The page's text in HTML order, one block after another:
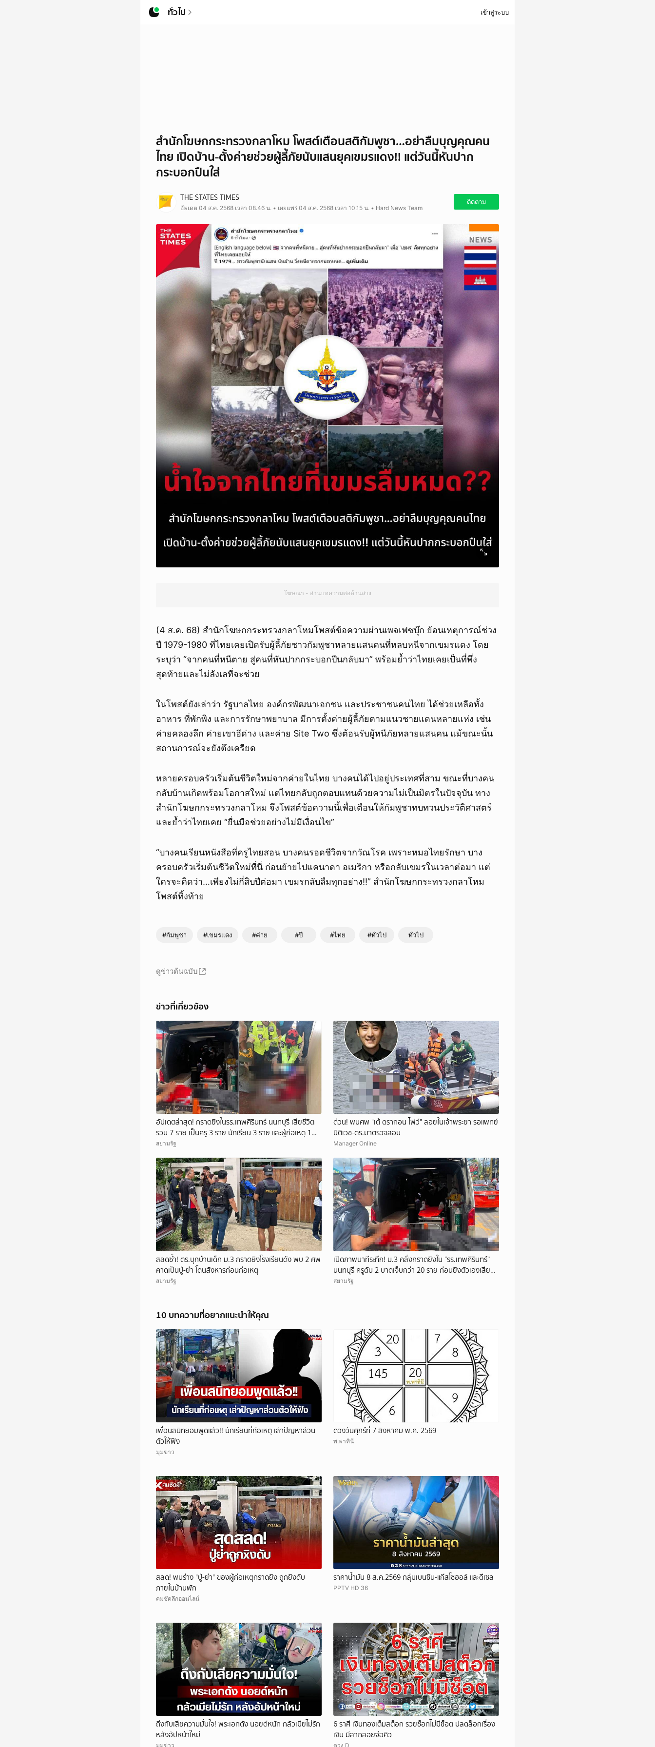
ทั่วไป เข้าสู่ระบบ
สำนักโฆษกกระทรวงกลาโหม โพสต์เตือนสติกัมพูชา…อย่าลืมบุญคุณคน
ไทย เปิดบ้าน-ตั้งค่ายช่วยผู้ลี้ภัยนับแสนยุคเขมรแดง!! แต่วันนี้หันปาก
กระบอกปืนใส่
THE STATES TIMES
อัพเดต 04 ส.ค. 2568 เวลา 08.46 น. • เผยแพร่ 04 ส.ค. 2568 เวลา 10.15 น. • Hard News Team
ติดตาม
โฆษณา - อ่านบทความต่อด้านล่าง
(4 ส.ค. 68) สำนักโฆษกกระทรวงกลาโหมโพสต์ข้อความผ่านเพจเฟซบุ๊ก ย้อนเหตุการณ์ช่วง
ปี 1979-1980 ที่ไทยเคยเปิดรับผู้ลี้ภัยชาวกัมพูชาหลายแสนคนที่หลบหนีจากเขมรแดง โดย
ระบุว่า “จากคนที่หนีตาย สู่คนที่หันปากกระบอกปืนกลับมา” พร้อมย้ำว่าไทยเคยเป็นที่พึ่ง
สุดท้ายและไม่ลังเลที่จะช่วย
ในโพสต์ยังเล่าว่า รัฐบาลไทย องค์กรพัฒนาเอกชน และประชาชนคนไทย ได้ช่วยเหลือทั้ง
อาหาร ที่พักพิง และการรักษาพยาบาล มีการตั้งค่ายผู้ลี้ภัยตามแนวชายแดนหลายแห่ง เช่น
ค่ายคลองลึก ค่ายเขาอีด่าง และค่าย Site Two ซึ่งต้อนรับผู้หนีภัยหลายแสนคน แม้ขณะนั้น
สถานการณ์จะยังตึงเครียด
หลายครอบครัวเริ่มต้นชีวิตใหม่จากค่ายในไทย บางคนได้ไปอยู่ประเทศที่สาม ขณะที่บางคน
กลับบ้านเกิดพร้อมโอกาสใหม่ แต่ไทยกลับถูกตอบแทนด้วยความไม่เป็นมิตรในปัจจุบัน ทาง
สำนักโฆษกกระทรวงกลาโหม จึงโพสต์ข้อความนี้เพื่อเตือนให้กัมพูชาทบทวนประวัติศาสตร์
และย้ำว่าไทยเคย “ยื่นมือช่วยอย่างไม่มีเงื่อนไข”
“บางคนเรียนหนังสือที่ครูไทยสอน บางคนรอดชีวิตจากวัณโรค เพราะหมอไทยรักษา บาง
ครอบครัวเริ่มต้นชีวิตใหม่ที่นี่ ก่อนย้ายไปแคนาดา อเมริกา หรือกลับเขมรในเวลาต่อมา แต่
ใครจะคิดว่า…เพียงไม่กี่สิบปีต่อมา เขมรกลับลืมทุกอย่าง!!” สำนักโฆษกกระทรวงกลาโหม
โพสต์ทิ้งท้าย
#กัมพูชา #เขมรแดง #ค่าย #ปี #ไทย #ทั่วไป ทั่วไป
ดูข่าวต้นฉบับ
ข่าวที่เกี่ยวข้อง
อัปเดตล่าสุด! กราดยิงในรร.เทพศิรินทร์ นนทบุรี เสียชีวิต
รวม 7 ราย เป็นครู 3 ราย นักเรียน 3 ราย และผู้ก่อเหตุ 1
ราย บาดเจ็บกว่า 15 ราย
สยามรัฐ
ด่วน! พบศพ "เต้ ดรากอน ไฟว์" ลอยในเจ้าพระยา รอแพทย์
นิติเวช-ตร.มาตรวจสอบ
Manager Online
สลดซ้ำ! ตร.บุกบ้านเด็ก ม.3 กราดยิงโรงเรียนดัง พบ 2 ศพ
คาดเป็นปู่-ย่า โดนสังหารก่อนก่อเหตุ
สยามรัฐ
เปิดภาพนาทีระทึก! ม.3 คลั่งกราดยิงใน “รร.เทพศิรินทร์”
นนทบุรี ครูดับ 2 บาดเจ็บกว่า 20 ราย ก่อนยิงตัวเองเสีย
ชีวิตหน้าห้องเรียน
สยามรัฐ
10 บทความที่อยากแนะนำให้คุณ
เพื่อนสนิทยอมพูดแล้ว!! นักเรียนที่ก่อเหตุ เล่าปัญหาส่วน
ตัวให้ฟัง
มุมข่าว
ดวงวันศุกร์ที่ 7 สิงหาคม พ.ศ. 2569
พ.พาทินี
สลด! พบร่าง "ปู่-ย่า" ของผู้ก่อเหตุกราดยิง ถูกยิงดับ
ภายในบ้านพัก
คมชัดลึกออนไลน์
ราคาน้ำมัน 8 ส.ค.2569 กลุ่มเบนซิน-แก๊สโซฮอล์ และดีเซล
PPTV HD 36
ถึงกับเสียความมั่นใจ! พระเอกดัง นอยด์หนัก กลัวเมียไม่รัก
หลังอัปหน้าใหม่
มุมข่าว
6 ราศี เงินทองเต็มสต็อก รวยช็อกไม่มีช็อต ปลดล็อกเรื่อง
เงิน มีลาภลอยจ่อคิว
ดวง D
ยกเลิก